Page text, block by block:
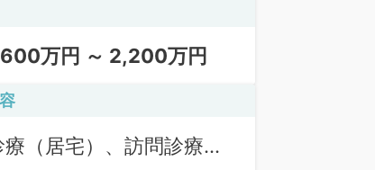
万円 ～ 2,200万円
（居宅）、訪問診療